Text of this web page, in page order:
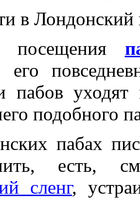
посещения
его
пабов
подобного
пабах
есть,
сленг,